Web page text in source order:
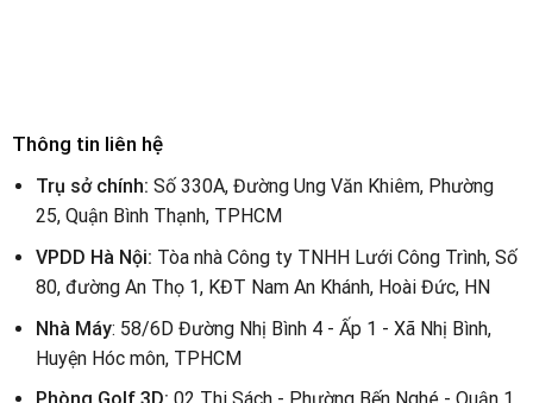
Thông tin liên hệ
Trụ sở chính: Số 330A, Đường Ung Văn Khiêm, Phường
25, Quận Bình Thạnh, TPHCM
VPDD Hà Nội: Tòa nhà Công ty TNHH Lưới Công Trình, Số
80, đường An Thọ 1, KĐT Nam An Khánh, Hoài Đức, HN
Nhà Máy: 58/6D Đường Nhị Bình 4 - Ấp 1 - Xã Nhị Bình,
Huyện Hóc môn, TPHCM